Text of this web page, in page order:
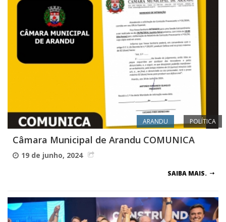
ARANDU POLÍTICA
Câmara Municipal de Arandu COMUNICA
19 de junho, 2024
SAIBA MAIS.